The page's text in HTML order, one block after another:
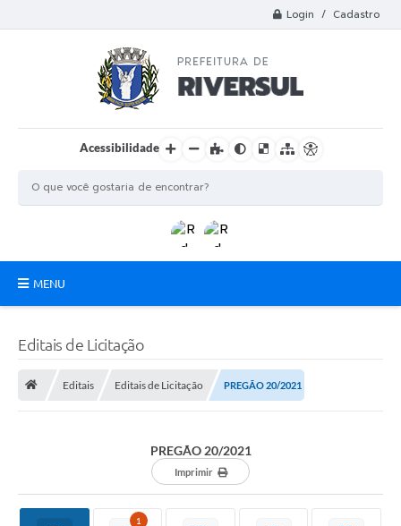
Login / Cadastro
Acessibilidade
MENU
Editais de Licitação
Editais Editais de Licitação PREGÃO 20/2021
PREGÃO 20/2021
Imprimir
1